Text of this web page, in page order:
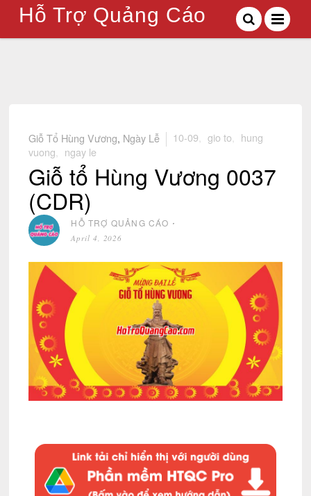
Hỗ Trợ Quảng Cáo
Giỗ Tổ Hùng Vương Ngày Lễ 10-09 gio to
hung
vuong
ngay le
Giỗ tổ Hùng Vương 0037
(CDR)
HỖ TRỢ QUẢNG CÁO ⋅
April 4, 2026